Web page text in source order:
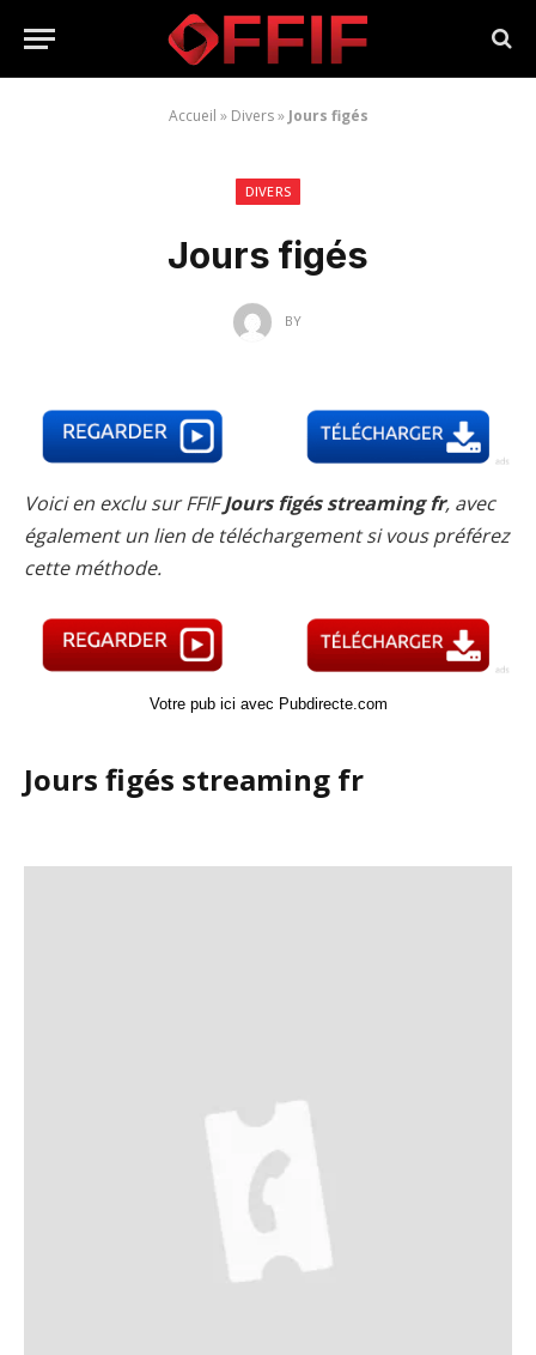
Accueil » Divers» Jours figés
DIVERS
Jours figés
BY
Voici en exclu sur FFIFJours figés streaming fr, avec
également un lien de téléchargement si vous préférez
cette méthode.
Votre pub ici avec Pubdirecte.com
Jours figés streaming fr